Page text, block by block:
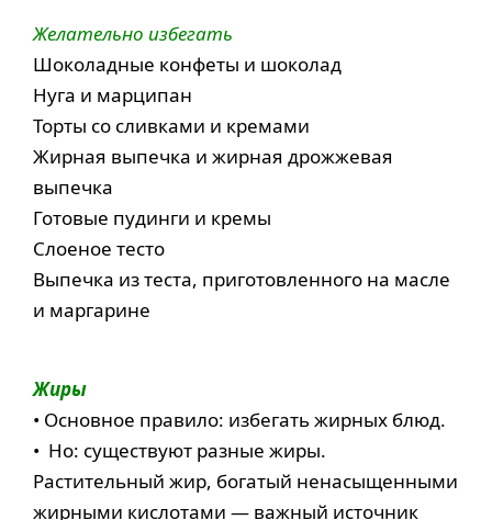
Желательно избегать
Шоколадные конфеты и шоколад
Нуга и марципан
Торты со сливками и кремами
Жирная выпечка и жирная дрожжевая
выпечка
Готовые пудинги и кремы
Слоеное тесто
Выпечка из теста, приготовленного на масле
и маргарине
Жиры
• Основное правило: избегать жирных блюд.
• Но: существуют разные жиры.
Растительный жир, богатый ненасыщенными
жирными кислотами — важный источник